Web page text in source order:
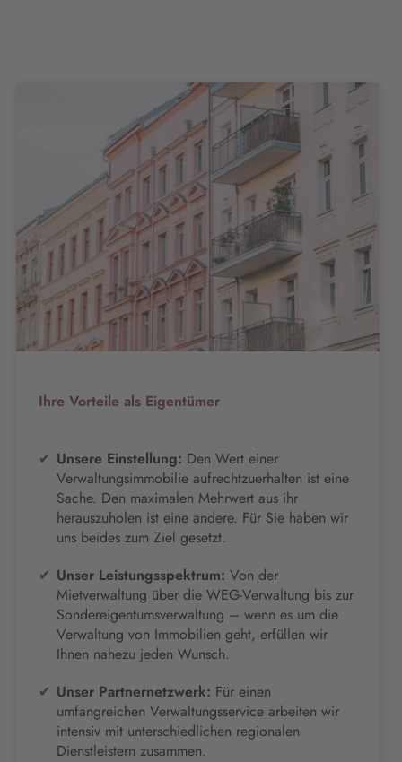
Ihre Vorteile als Eigentümer
Unsere Einstellung: Den Wert einer
Verwaltungsimmobilie aufrechtzuerhalten ist eine
Sache. Den maximalen Mehrwert aus ihr
herauszuholen ist eine andere. Für Sie haben wir
uns beides zum Ziel gesetzt.
Unser Leistungsspektrum: Von der
Mietverwaltung über die WEG-Verwaltung bis zur
Sondereigentumsverwaltung – wenn es um die
Verwaltung von Immobilien geht, erfüllen wir
Ihnen nahezu jeden Wunsch.
Unser Partnernetzwerk: Für einen
umfangreichen Verwaltungsservice arbeiten wir
intensiv mit unterschiedlichen regionalen
Dienstleistern zusammen.